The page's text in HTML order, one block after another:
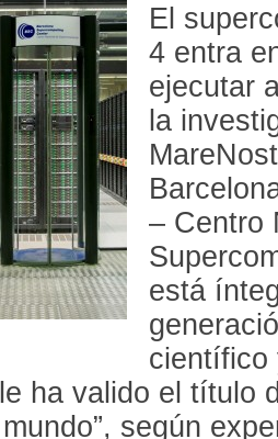
El
4 entra
ejecutar
la
– Centro
está
científico
ha valido el título
según